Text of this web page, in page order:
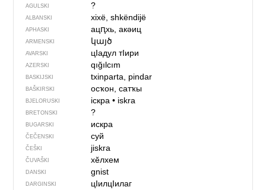
AGULSKI ?
ALBANSKI xixë, shkëndijë
APHASKI ацԥхь, акəиц
ARMENSKI կայծ
AVARSKI цIадул тIири
AZERSKI qığılcım
BASKIJSKI txinparta, pindar
BAŠKIRSKI осҡон, сатҡы
BJELORUSKI іскра• iskra
BRETONSKI ?
BUGARSKI искра
ČEČENSKI суй
ČEŠKI jiskra
ČUVAŠKI хӗлхем
DANSKI gnist
DARGINSKI цIилцIилаг